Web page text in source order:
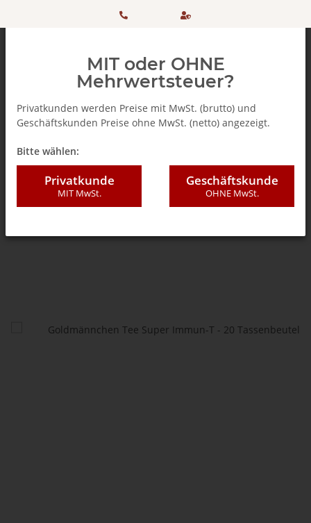
+ 49
506 98
einkaufen
SSL
MIT oder OHNE
Mehrwertsteuer?
Privatkunden werden Preise mit MwSt. (brutto) und
Geschäftskunden Preise ohne MwSt. (netto) angezeigt.
Bitte wählen:
Privatkunde
MIT MwSt.
Geschäftskunde
OHNE MwSt.